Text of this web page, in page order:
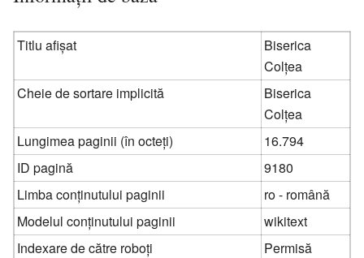
Titlu afișat
Biserica
Colțea
Cheie de sortare implicită
Biserica
Colțea
Lungimea paginii (în octeți)
16.794
ID pagină
9180
Limba conținutului paginii
ro - română
Modelul conținutului paginii
wikitext
Indexare de către roboți
Permisă